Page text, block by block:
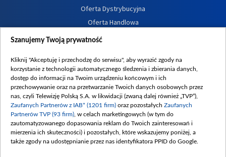
Oferta Dystrybucyjna
Oferta Handlowa
Dostępność
Procedura zgłoszeń wewnętrznych
Szanujemy Twoją prywatność
Kliknij "Akceptuję i przechodzę do serwisu", aby wyrazić zgody na
korzystanie z technologii automatycznego śledzenia i zbierania danych,
dostęp do informacji na Twoim urządzeniu końcowym i ich
przechowywanie oraz na przetwarzanie Twoich danych osobowych przez
nas, czyli Telewizję Polską S.A. w likwidacji (zwaną dalej również „TVP”),
Zaufanych Partnerów z IAB* (1201 firm) oraz pozostałych Zaufanych
Partnerów TVP (93 firm) , w celach marketingowych (w tym do
zautomatyzowanego dopasowania reklam do Twoich zainteresowań i
mierzenia ich skuteczności) i pozostałych, które wskazujemy poniżej, a
także zgody na udostępnianie przez nas identyfikatora PPID do Google.